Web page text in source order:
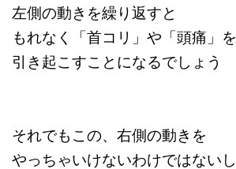
左側の動きを繰り返すと
もれなく「首コリ」や「頭痛」を
引き起こすことになるでしょう
それでもこの、右側の動きを
やっちゃいけないわけではないし